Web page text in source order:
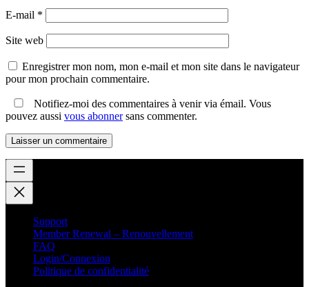
E-mail *
Site web
Enregistrer mon nom, mon e-mail et mon site dans le navigateur
pour mon prochain commentaire.
Notifiez-moi des commentaires à venir via émail. Vous
pouvez aussi vous abonnersans commenter.
Support
Member Renewal – Renouvellement
FAQ
Login/Connexion
Politique de confidentialité